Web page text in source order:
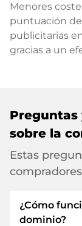
Menores
puntuación de
publicitarias
gracias a un
Preguntas
sobre la
Estas
¿Cómo
dominio?